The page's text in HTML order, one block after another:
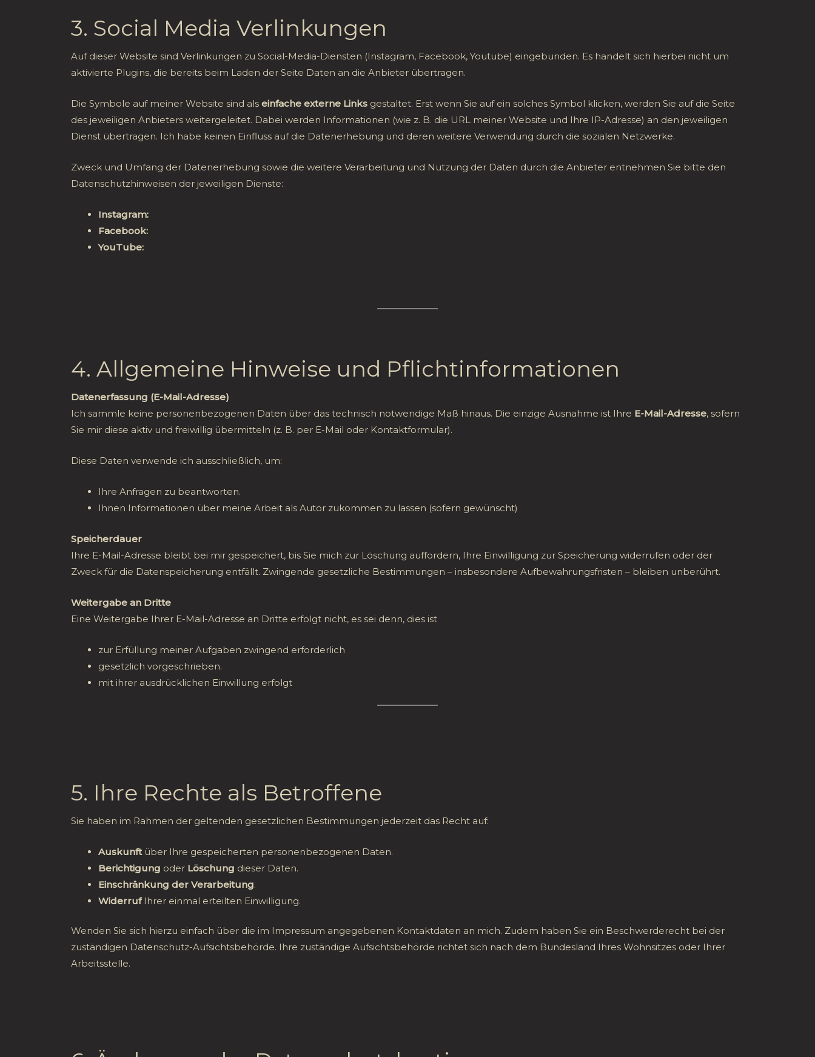
3. Social Media Verlinkungen
Auf dieser Website sind Verlinkungen zu Social-Media-Diensten (Instagram, Facebook, Youtube) eingebunden. Es handelt sich hierbei nicht um
aktivierte Plugins, die bereits beim Laden der Seite Daten an die Anbieter übertragen.
Die Symbole auf meiner Website sind als einfache externe Links gestaltet. Erst wenn Sie auf ein solches Symbol klicken, werden Sie auf die Seite
des jeweiligen Anbieters weitergeleitet. Dabei werden Informationen (wie z. B. die URL meiner Website und Ihre IP-Adresse) an den jeweiligen
Dienst übertragen. Ich habe keinen Einfluss auf die Datenerhebung und deren weitere Verwendung durch die sozialen Netzwerke.
Zweck und Umfang der Datenerhebung sowie die weitere Verarbeitung und Nutzung der Daten durch die Anbieter entnehmen Sie bitte den
Datenschutzhinweisen der jeweiligen Dienste:
Instagram:
Facebook:
YouTube:
4. Allgemeine Hinweise und Pflichtinformationen
Datenerfassung (E-Mail-Adresse)
Ich sammle keine personenbezogenen Daten über das technisch notwendige Maß hinaus. Die einzige Ausnahme ist Ihre E-Mail-Adresse, sofern
Sie mir diese aktiv und freiwillig übermitteln (z. B. per E-Mail oder Kontaktformular).
Diese Daten verwende ich ausschließlich, um:
Ihre Anfragen zu beantworten.
Ihnen Informationen über meine Arbeit als Autor zukommen zu lassen (sofern gewünscht)
Speicherdauer
Ihre E-Mail-Adresse bleibt bei mir gespeichert, bis Sie mich zur Löschung auffordern, Ihre Einwilligung zur Speicherung widerrufen oder der
Zweck für die Datenspeicherung entfällt. Zwingende gesetzliche Bestimmungen – insbesondere Aufbewahrungsfristen – bleiben unberührt.
Weitergabe an Dritte
Eine Weitergabe Ihrer E-Mail-Adresse an Dritte erfolgt nicht, es sei denn, dies ist
zur Erfüllung meiner Aufgaben zwingend erforderlich
gesetzlich vorgeschrieben.
mit ihrer ausdrücklichen Einwillung erfolgt
5. Ihre Rechte als Betroffene
Sie haben im Rahmen der geltenden gesetzlichen Bestimmungen jederzeit das Recht auf:
Auskunftüber Ihre gespeicherten personenbezogenen Daten.
Berichtigung oder Löschung dieser Daten.
Einschränkung der Verarbeitung.
WiderrufIhrer einmal erteilten Einwilligung.
Wenden Sie sich hierzu einfach über die im Impressum angegebenen Kontaktdaten an mich. Zudem haben Sie ein Beschwerderecht bei der
zuständigen Datenschutz-Aufsichtsbehörde. Ihre zuständige Aufsichtsbehörde richtet sich nach dem Bundesland Ihres Wohnsitzes oder Ihrer
Arbeitsstelle.